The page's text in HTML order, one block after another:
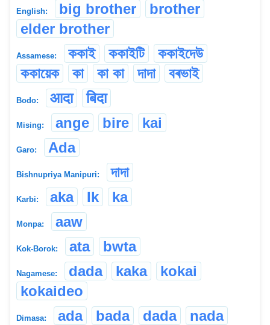
English: big brother
brother
elder brother
Assamese: ককাই ককাইটি
ককাইদেউ
ককায়েক
কা কা কা দাদা বৰভাই
Bodo: आदा बिदा
Mising: ange bire kai
Garo: Ada
Bishnupriya Manipuri: দাদা
Karbi: aka Ik ka
Monpa: aaw
Kok-Borok: ata bwta
Nagamese: dada kaka
kokai
kokaideo
Dimasa: ada bada dada nada